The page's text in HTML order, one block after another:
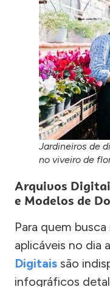
Jardineiros de
no viveiro de
Arquivos
e Modelos de
Para quem
aplicáveis no dia
Digitais são
infográficos